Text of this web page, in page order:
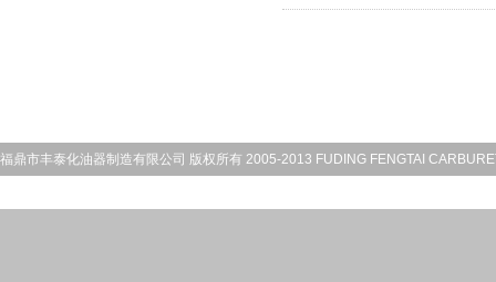
福鼎市丰泰化油器制造有限公司 版权所有 2005-2013 FUDING FENGTAI